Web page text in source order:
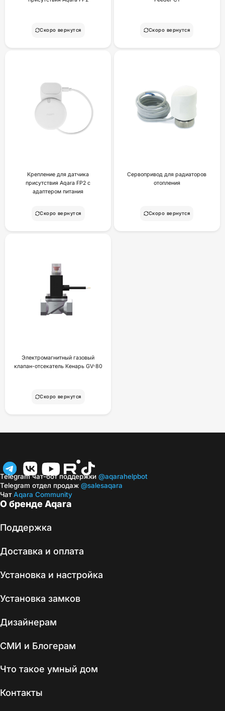
Скоро вернутся Скоро вернутся
Крепление для датчика
присутствия Aqara FP2 с
адаптером питания
Скоро вернутся
Сервопривод для радиаторов
отопления
Скоро вернутся
Электромагнитный газовый
клапан-отсекатель Кенарь GV-80
Скоро вернутся
О бренде Aqara
Поддержка
Доставка и оплата
Установка и настройка
Установка замков
Дизайнерам
СМИ и Блогерам
Что такое умный дом
Контакты
Telegram чат-бот поддержки @aqarahelpbot
Telegram отдел продаж @salesaqara
ЧатAqara Community